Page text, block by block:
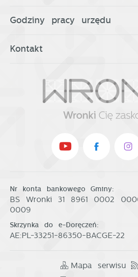
Godziny pracy urzędu
Kontakt
Nr konta bankowego Gminy:
BS Wronki 31 8961 0002
0009
Skrzynka do e-Doręczeń:
AE:PL-33251-86350-BACGE-22
Mapa serwisu